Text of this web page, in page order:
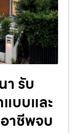
รับ
บบและ
าชีพจบ